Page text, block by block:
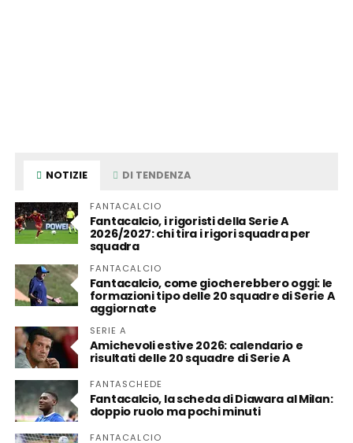
NOTIZIE DI TENDENZA
FANTACALCIO
Fantacalcio, i rigoristi della Serie A
2026/2027: chi tira i rigori squadra per
squadra
FANTACALCIO
Fantacalcio, come giocherebbero oggi: le
formazioni tipo delle 20 squadre di Serie A
aggiornate
SERIE A
Amichevoli estive 2026: calendario e
risultati delle 20 squadre di Serie A
FANTASCHEDE
Fantacalcio, la scheda di Diawara al Milan:
doppio ruolo ma pochi minuti
FANTACALCIO